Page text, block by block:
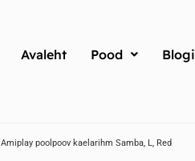
Avaleht Pood Blogi
Amiplay poolpoov kaelarihm Samba, L, Red